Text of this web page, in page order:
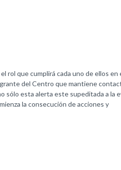
rol que cumplirá cada uno de ellos en
del Centro que mantiene
sólo esta alerta este supeditada a la
la consecución de acciones y